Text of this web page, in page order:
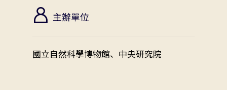
主辦單位
國立自然科學博物館、中央研究院